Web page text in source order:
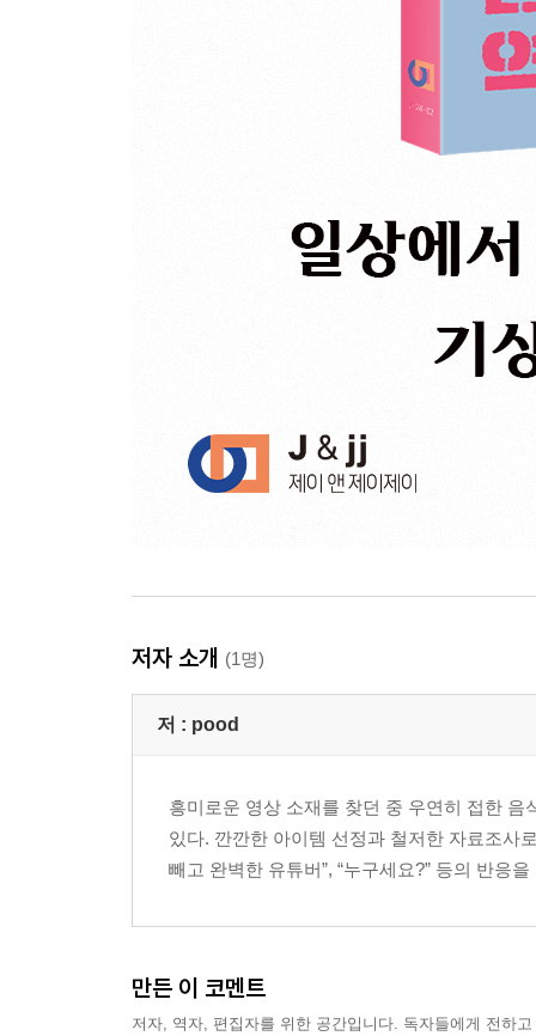
저자 소개 (1명)
저 : pood
흥미로운 영상 소재를 찾던 중 우연히 접한
있다. 깐깐한 아이템 선정과 철저한 자료조사
빼고 완벽한 유튜버”, “누구세요?” 등의 반응
만든 이 코멘트
저자, 역자, 편집자를 위한 공간입니다. 독자들에게 전하